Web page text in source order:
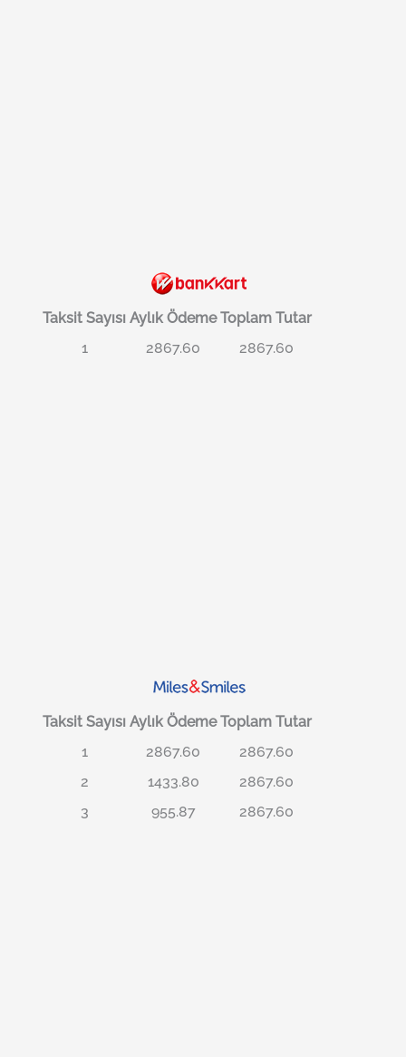
Taksit Sayısı Aylık Ödeme Toplam Tutar
1
2867.60 2867.60
Taksit Sayısı Aylık Ödeme Toplam Tutar
1
2867.60
2867.60
2
1433.80
2867.60
3
955.87 2867.60